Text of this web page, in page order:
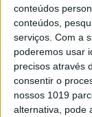
conteúdos
conteúdos,
serviços. Com a
poderemos usar
precisos através
consentir o
nossos 1019
alternativa, pode
EXAME
Gogh ou
filtro da